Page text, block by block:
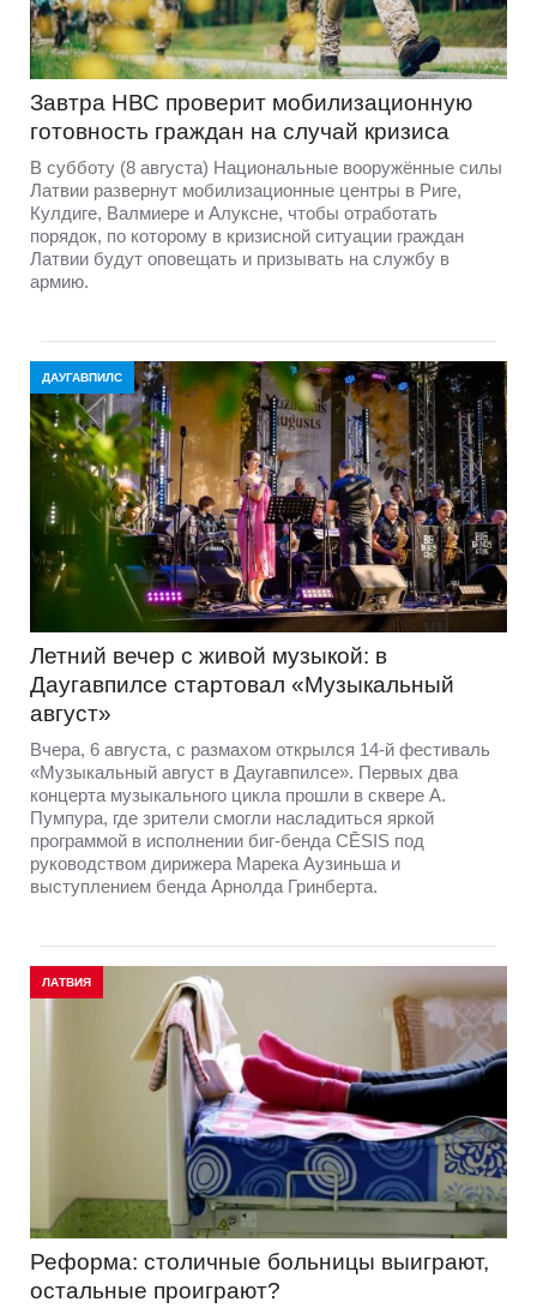
Завтра НВС проверит мобилизационную
готовность граждан на случай кризиса
В субботу (8 августа) Национальные вооружённые силы
Латвии развернут мобилизационные центры в Риге,
Кулдиге, Валмиере и Алуксне, чтобы отработать
порядок, по которому в кризисной ситуации граждан
Латвии будут оповещать и призывать на службу в
армию.
ДАУГАВПИЛС
Летний вечер с живой музыкой: в
Даугавпилсе стартовал «Музыкальный
август»
Вчера, 6 августа, с размахом открылся 14-й фестиваль
«Музыкальный август в Даугавпилсе». Первых два
концерта музыкального цикла прошли в сквере А.
Пумпура, где зрители смогли насладиться яркой
программой в исполнении биг-бенда CĒSIS под
руководством дирижера Марека Аузиньша и
выступлением бенда Арнолда Гринберта.
ЛАТВИЯ
Реформа: столичные больницы выиграют,
остальные проиграют?